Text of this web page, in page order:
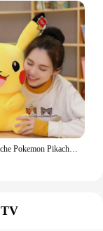
Jouets en peluche Pokemon Pikachu pour enfants, poupées en peluche de dessin animé mignon, oreiller Anime, cadeau d'anniversaire et de Noël, amis, garçons